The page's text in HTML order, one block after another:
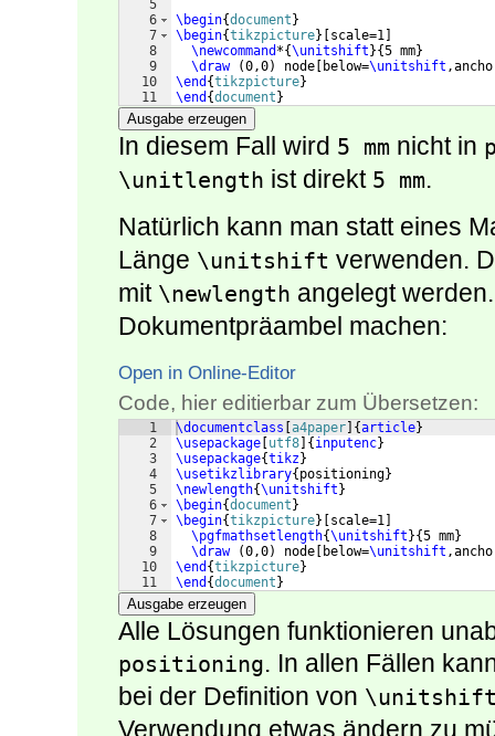
5
6
7
8
9
10
11
\begin{document }
\begin{tikzpicture} scale=1
\newcommand *{\unitshift }{5 mm}
\draw
(0,0) node below=\unitshift
\end {tikzpicture}
\end {document }
Ausgabe erzeugen
In diesem Fall wird 5 mm nicht in
\unitlength ist direkt 5 mm.
Natürlich kann man statt eines
Länge \unitshift verwenden.
mit \newlength angelegt
Dokumentpräambel machen:
Open in Online-Editor
Code, hier editierbar zum Übersetzen:
1
2
3
4
5
6
7
8
9
10
11
\documentclass a4paper {article}
\usepackage utf8 { inputenc}
\usepackage{tikz}
\usetikzlibrary{ positioning}
\newlength{\unitshift }
\begin{document }
\begin{tikzpicture} scale=1
\pgfmathsetlength{\unitshift }{5 mm}
\draw
(0,0) node below=\unitshift
\end {tikzpicture}
\end {document }
Ausgabe erzeugen
Alle Lösungen funktionieren
positioning. In allen Fällen
bei der Definition von
Verwendung etwas ändern zu